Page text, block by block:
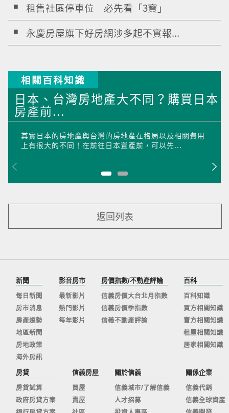
租售社區停車位 必先看「3寶」
永慶房屋旗下好房網涉多起不實報...
相關百科知識
日本、台灣房地產大不同？購買日本
房產前...
其實日本的房地產與台灣的房地產在格局以及相關費用
上有很大的不同！在前往日本置產前，可以先...
返回列表
新聞
每日新聞
房市消息
房產趨勢
地區新聞
房地政策
海外房訊
影音房市
最新影片
熱門影片
每年影片
房價指數/不動產評論
信義房價大台北月指數
信義房價季指數
信義不動產評論
百科
百科知識
買方相關知識
賣方相關知識
租屋相關知識
居家相關知識
房貸
房貸試算
政府房貸方案
信義房屋
買屋
賣屋
關於信義
信義城市/了解信義
人才招募
關係企業
信義代銷
信義全球資產